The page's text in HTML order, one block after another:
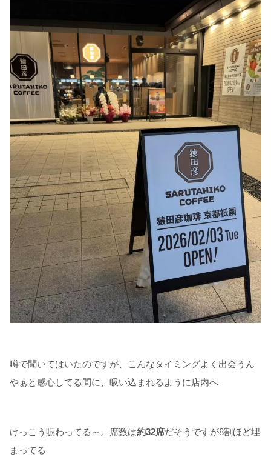
噂で聞いてはいたのですが、こんなタイミングよく出会うん
やぁと感心してる間に、吸い込まれるように店内へ
けっこう賑わってる～。席数は約32席だそうですが8割ほど埋
まってる